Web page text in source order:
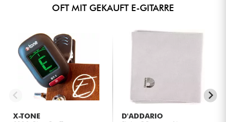
OFT MIT GEKAUFT E-GITARRE
X-TONE
D'ADDARIO